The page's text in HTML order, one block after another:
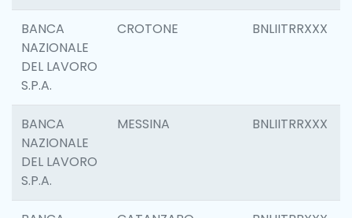
BANCA
NAZIONALE
DEL LAVORO
S.P.A.
CROTONE BNLIITRRXXX
BANCA
NAZIONALE
DEL LAVORO
S.P.A.
MESSINA BNLIITRRXXX